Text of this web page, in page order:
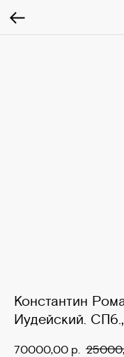
Константин
Иудейский. СПб.,
70000,00 р.